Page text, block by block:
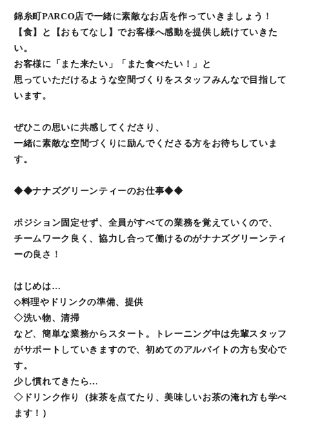
錦糸町PARCO店で一緒に素敵なお店を作っていきましょう！
【食】と【おもてなし】でお客様へ感動を提供し続けていきた
い。
お客様に「また来たい」「また食べたい！」と
思っていただけるような空間づくりをスタッフみんなで目指して
います。
ぜひこの思いに共感してくださり、
一緒に素敵な空間づくりに励んでくださる方をお待ちしていま
す。
◆◆ナナズグリーンティーのお仕事◆◆
ポジション固定せず、全員がすべての業務を覚えていくので、
チームワーク良く、協力し合って働けるのがナナズグリーンティ
ーの良さ！
はじめは…
◇料理やドリンクの準備、提供
◇洗い物、清掃
など、簡単な業務からスタート。トレーニング中は先輩スタッフ
がサポートしていきますので、初めてのアルバイトの方も安心で
す。
少し慣れてきたら…
◇ドリンク作り（抹茶を点てたり、美味しいお茶の淹れ方も学べ
ます！）